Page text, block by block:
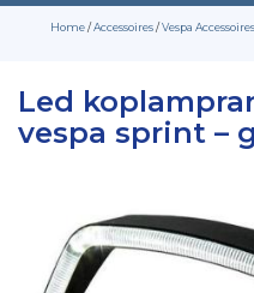
Home/Accessoires/Vespa Accessoires
Led
vespa sprint –